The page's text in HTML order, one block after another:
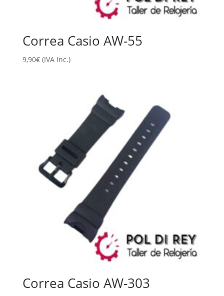
Correa Casio AW-55
9,90€ (IVA Inc.)
Correa Casio AW-303